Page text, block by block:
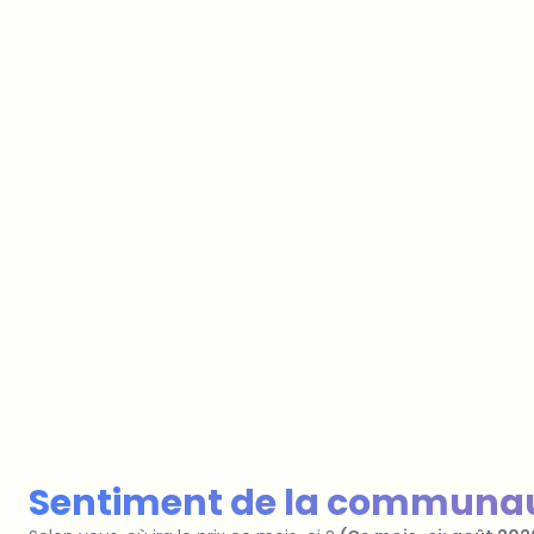
Sentiment de la